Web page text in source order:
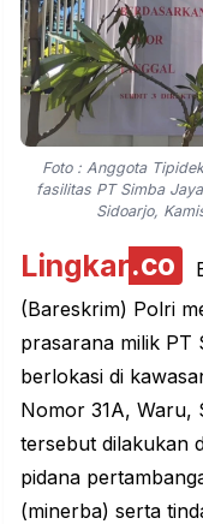
Foto : Anggota
fasilitas PT Simba
Sidoarjo,
Lingkar.co
(Bareskrim) Polri
prasarana milik PT
berlokasi di
Nomor 31A, Waru,
tersebut dilakukan
pidana
(minerba) serta